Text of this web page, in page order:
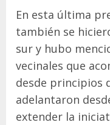
En esta última
también se
sur y hubo
vecinales que
desde principios
adelantaron
extender la